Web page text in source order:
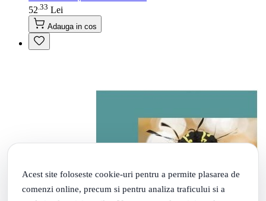
Acest site foloseste cookie-uri pentru a permite plasarea de
comenzi online, precum si pentru analiza traficului si a
52 33 Lei
Adauga in cos